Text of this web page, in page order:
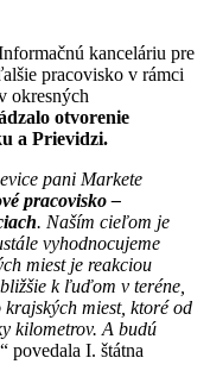
kanceláriu pre
pracovisko v rámci
okresných
otvorenie
a Prievidzi.
pani Markete
pracovisko –
. Naším cieľom je
vyhodnocujeme
miest je reakciou
k ľuďom v teréne,
miest, ktoré od
kilometrov. A budú
povedala I. štátna